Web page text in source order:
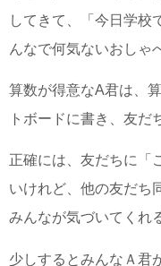
してきて、「今日学校
んなで何気ないおしゃ
算数が得意なA君は、
トボードに書き、友だ
正確には、友だちに「
いけれど、他の友だち
みんなが気づいてくれ
少しするとみんなＡ君